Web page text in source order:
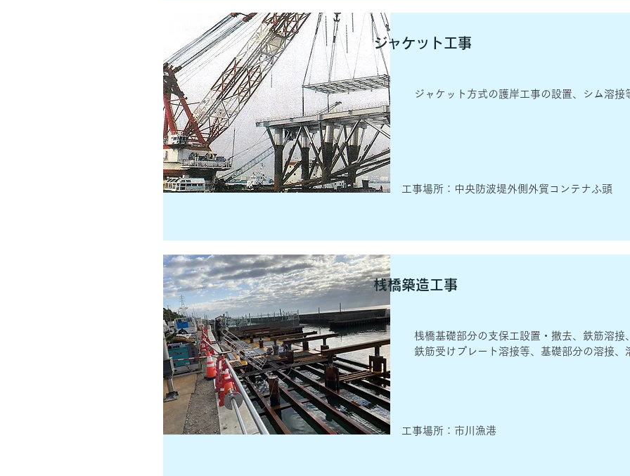
ジャケット方式の護岸工事の設置、シム溶
ジャケット工事
​工事場所：中央防波堤外側外貿コンテナふ頭
桟橋基礎部分の支保工設置・撤去、鉄筋溶接
鉄筋受けプレート溶接等、基礎部分の溶接、
桟橋築造工事
​工事場所：市川漁港